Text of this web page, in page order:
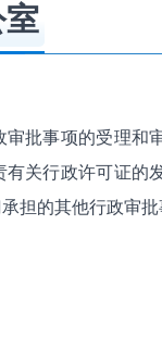
事项的受理和
关行政许可证的
担的其他行政审批